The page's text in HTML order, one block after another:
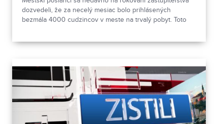
dozvedeli, že za necelý mesiac bolo prihlásených
bezmála 4000 cudzincov v meste na trvalý pobyt. Toto